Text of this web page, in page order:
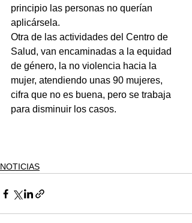
principio las personas no querían
aplicársela.
Otra de las actividades del Centro de
Salud, van encaminadas a la equidad
de género, la no violencia hacia la
mujer, atendiendo unas 90 mujeres,
cifra que no es buena, pero se trabaja
para disminuir los casos.
NOTICIAS